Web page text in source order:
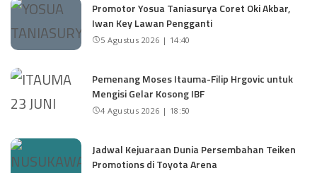
Promotor Yosua Taniasurya Coret Oki Akbar,
Iwan Key Lawan Pengganti
5 Agustus 2026 | 14:40
Pemenang Moses Itauma-Filip Hrgovic untuk
Mengisi Gelar Kosong IBF
4 Agustus 2026 | 18:50
Jadwal Kejuaraan Dunia Persembahan Teiken
Promotions di Toyota Arena